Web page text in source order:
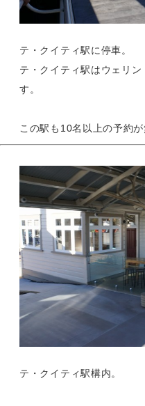
テ・クイティ駅に停車。
テ・クイティ駅はウェリ
す。
この駅も10名以上の予約が
テ・クイティ駅構内。